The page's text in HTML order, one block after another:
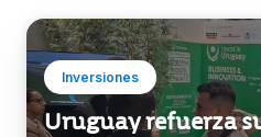
Inicio Noticias Inversiones
Ordenar por